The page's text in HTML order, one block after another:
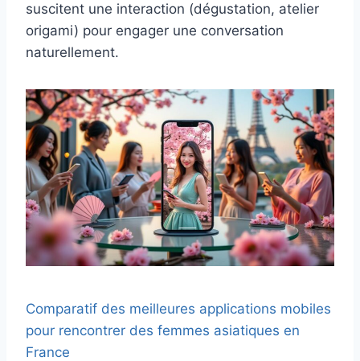
suscitent une interaction (dégustation, atelier
origami) pour engager une conversation
naturellement.
Comparatif des meilleures applications mobiles
pour rencontrer des femmes asiatiques en
France